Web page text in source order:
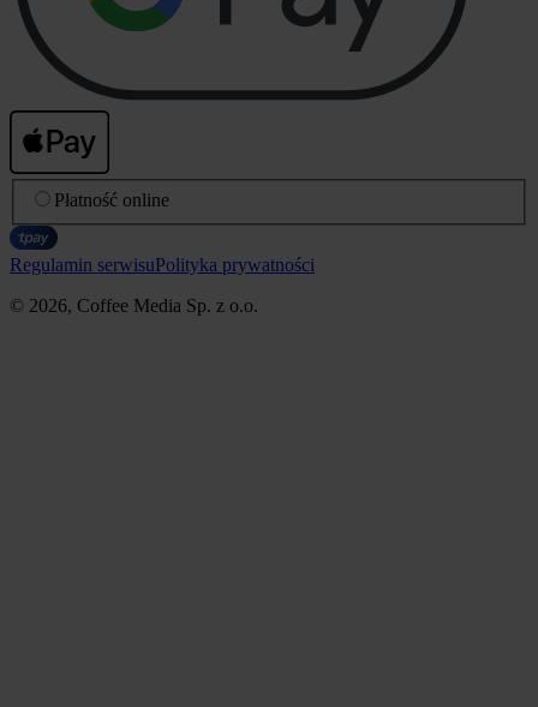
Płatność online
Regulamin serwisuPolityka prywatności
© 2026, Coffee Media Sp. z o.o.